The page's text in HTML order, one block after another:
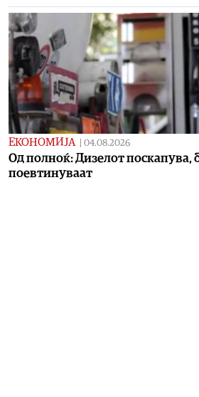
ЕКОНОМИЈА 04.08.2026
Од полноќ: Дизелот поскапува,
поевтинуваат